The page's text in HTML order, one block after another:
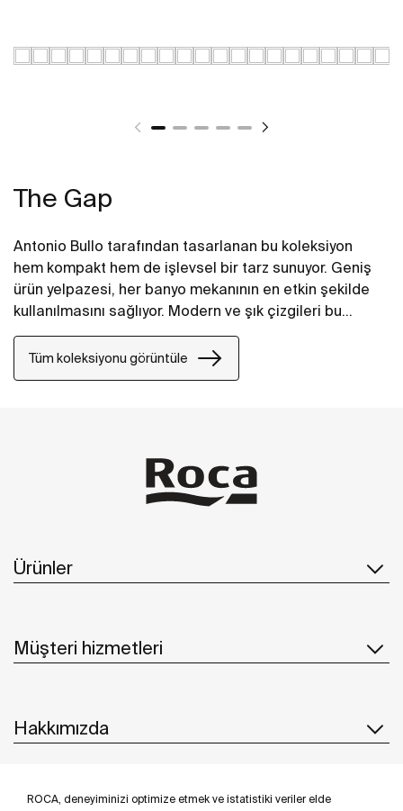
ROCA, deneyiminizi optimize etmek ve istatistiki veriler elde
The Gap
Antonio Bullo tarafından tasarlanan bu koleksiyon
hem kompakt hem de işlevsel bir tarz sunuyor. Geniş
ürün yelpazesi, her banyo mekanının en etkin şekilde
kullanılmasını sağlıyor. Modern ve şık çizgileri bu
takımı en akıllı seçenek haline getiriyor.
Tüm koleksiyonu görüntüle
Ürünler
Müşteri hizmetleri
Hakkımızda